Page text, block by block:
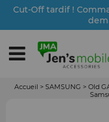
Cut-Off tardif !
Accueil > SAMSUNG > Old